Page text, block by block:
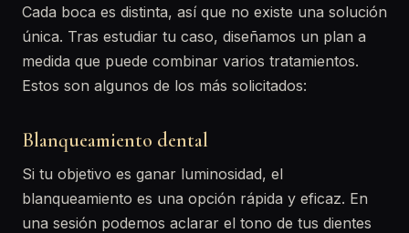
Cada boca es distinta, así que no existe una solución
única. Tras estudiar tu caso, diseñamos un plan a
medida que puede combinar varios tratamientos.
Estos son algunos de los más solicitados:
Blanqueamiento dental
Si tu objetivo es ganar luminosidad, el
blanqueamiento es una opción rápida y eficaz. En
una sesión podemos aclarar el tono de tus dientes